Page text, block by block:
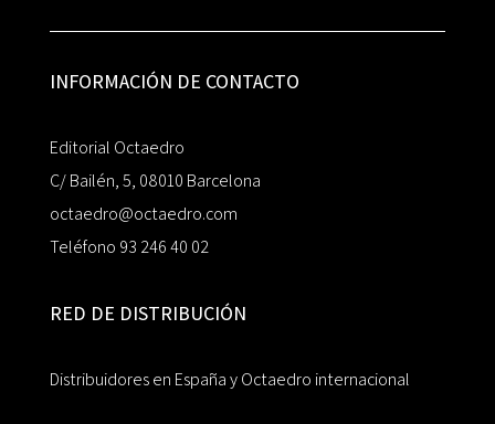
INFORMACIÓN DE CONTACTO
Editorial Octaedro
C/ Bailén, 5, 08010 Barcelona
octaedro@octaedro.com
Teléfono 93 246 40 02
RED DE DISTRIBUCIÓN
Distribuidores en España y Octaedro internacional